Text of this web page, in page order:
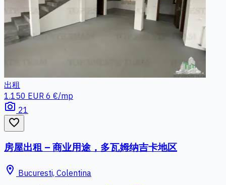
出租
1.150 EUR 6 €/mp
photo_camera 21
favorite_border
房屋出租 – 商业用途，多瓦姆纳吉卡地区
location_on Bucuresti, Colentina